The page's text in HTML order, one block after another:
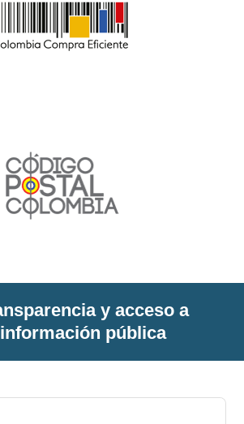
y acceso a
información pública